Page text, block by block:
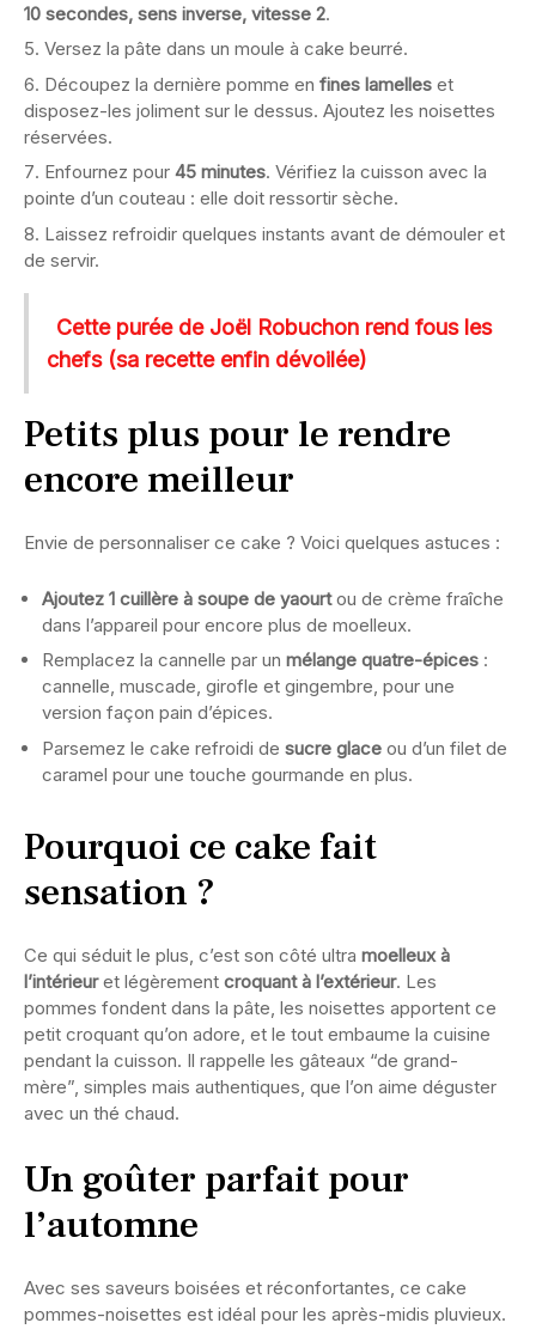
10 secondes, sens inverse, vitesse 2.
Versez la pâte dans un moule à cake beurré.
Découpez la dernière pomme en fines lamelles et
disposez-les joliment sur le dessus. Ajoutez les noisettes
réservées.
Enfournez pour 45 minutes. Vérifiez la cuisson avec la
pointe d’un couteau : elle doit ressortir sèche.
Laissez refroidir quelques instants avant de démouler et
de servir.
Cette purée de Joël Robuchon rend fous les
chefs (sa recette enfin dévoilée)
Petits plus pour le rendre
encore meilleur
Envie de personnaliser ce cake ? Voici quelques astuces :
Ajoutez 1 cuillère à soupe de yaourtou de crème fraîche
dans l’appareil pour encore plus de moelleux.
Remplacez la cannelle par un mélange quatre-épices :
cannelle, muscade, girofle et gingembre, pour une
version façon pain d’épices.
Parsemez le cake refroidi de sucre glace ou d’un filet de
caramel pour une touche gourmande en plus.
Pourquoi ce cake fait
sensation ?
Ce qui séduit le plus, c’est son côté ultra moelleux à
l’intérieuret légèrement croquant à l’extérieur. Les
pommes fondent dans la pâte, les noisettes apportent ce
petit croquant qu’on adore, et le tout embaume la cuisine
pendant la cuisson. Il rappelle les gâteaux “de grand-
mère”, simples mais authentiques, que l’on aime déguster
avec un thé chaud.
Un goûter parfait pour
l’automne
Avec ses saveurs boisées et réconfortantes, ce cake
pommes-noisettes est idéal pour les après-midis pluvieux.